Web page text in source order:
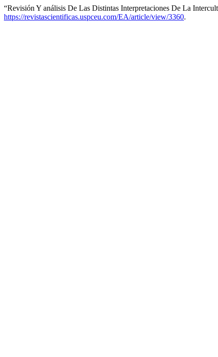
“Revisión Y análisis De Las Distintas Interpretaciones De La
https://revistascientificas.uspceu.com/EA/article/view/3360.